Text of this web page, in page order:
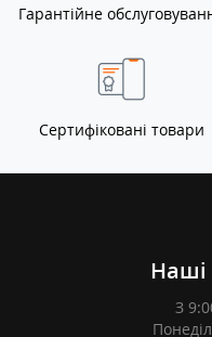
Гарантійне
Сертифіковані товари
Наші
З